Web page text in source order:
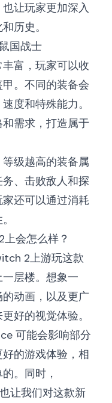
让玩家更加深入
历史。
国战士
丰富，玩家可以收
。不同的装备会
度和特殊能力。
需求，打造属于
级越高的装备属
、击败敌人和探
还可以通过消耗
会怎么样？
2上游玩这款
层楼。想象一
动画，以及更广
好的视觉体验。
可能会影响部分
的游戏体验，相
。同时，
也让我们对这款新